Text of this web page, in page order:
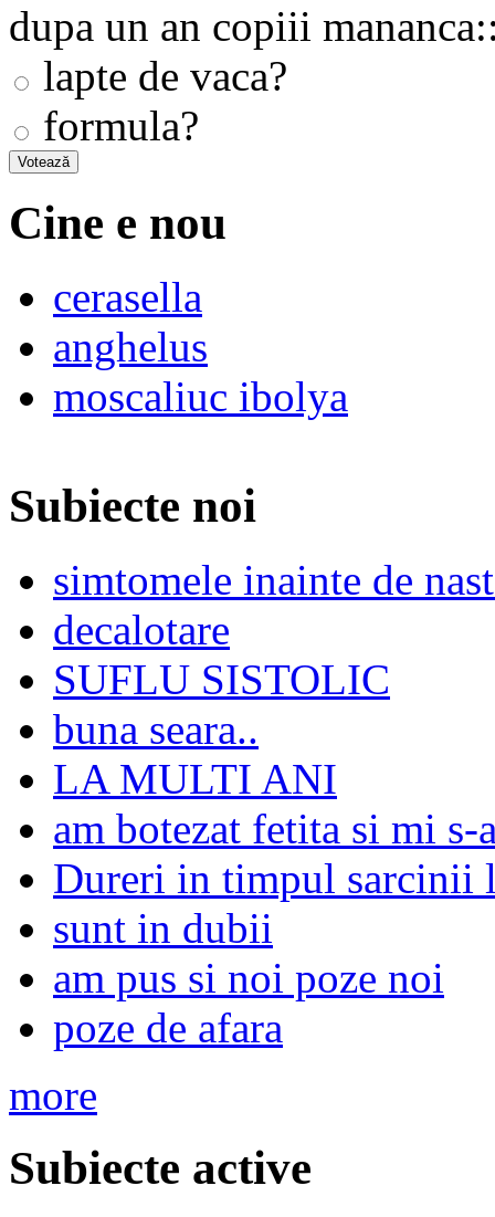
dupa un an copiii
lapte de vaca?
formula?
Cine e nou
cerasella
anghelus
moscaliuc ibolya
Subiecte noi
simtomele inainte de
decalotare
SUFLU SISTOLIC
buna seara..
LA MULTI ANI
am botezat fetita si mi s-
Dureri in timpul sarcinii
sunt in dubii
am pus si noi poze noi
poze de afara
more
Subiecte active